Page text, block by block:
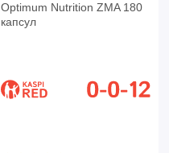
Optimum Nutrition ZMA 180
капсул